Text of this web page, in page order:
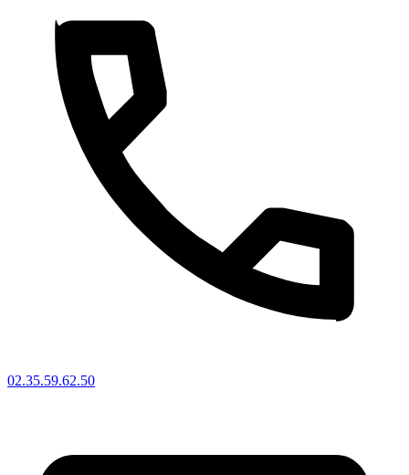
02.35.59.62.50